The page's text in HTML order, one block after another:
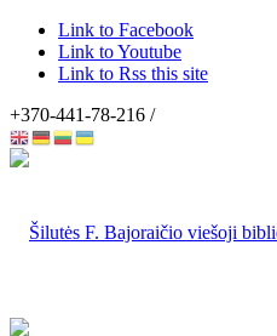
Link to Facebook
Link to Youtube
Link to Rss this site
+370-441-78-216 /